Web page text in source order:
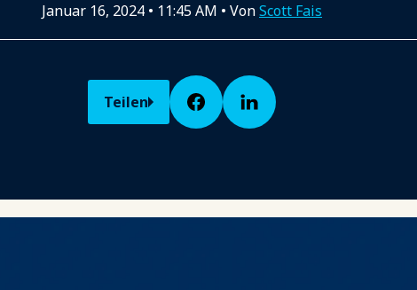
Januar 16, 2024 • 11:45 AM • VonScott Fais
Teilen